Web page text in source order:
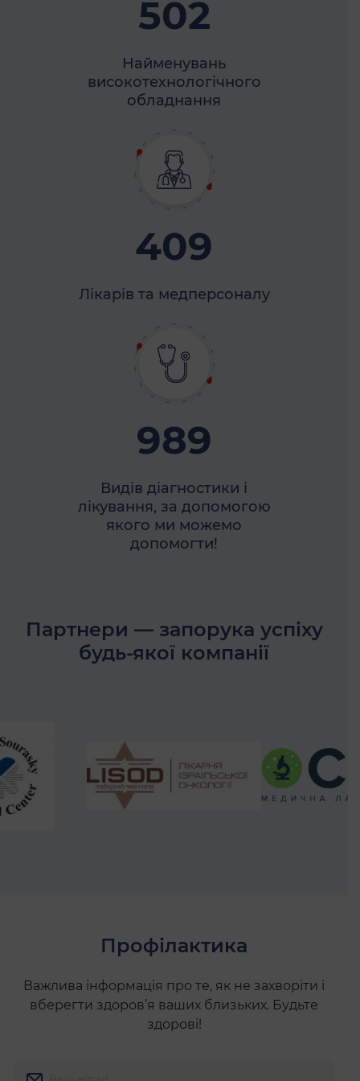
502
Найменувань
високотехнологічного
обладнання
409
Лікарів та медперсоналу
989
Видів діагностики і
лікування, за допомогою
якого ми можемо
допомогти!
Партнери — запорука успіху
будь-якої компанії
Профілактика
Важлива інформація про те, як не захворіти і
вберегти здоров’я ваших близьких. Будьте
здорові!